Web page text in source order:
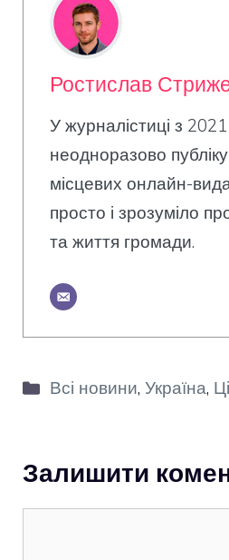
Ростислав
У журналістиці з
неодноразово
місцевих онлайн-
просто і зрозуміло
та життя громади.
Категорії
Всі новини,Україна,
Залишити